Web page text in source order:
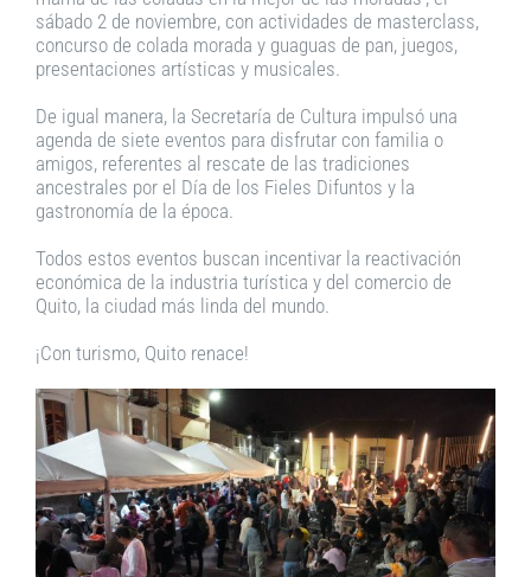
sábado 2 de noviembre, con actividades de masterclass,
concurso de colada morada y guaguas de pan, juegos,
presentaciones artísticas y musicales.
De igual manera, la Secretaría de Cultura impulsó una
agenda de siete eventos para disfrutar con familia o
amigos, referentes al rescate de las tradiciones
ancestrales por el Día de los Fieles Difuntos y la
gastronomía de la época.
Todos estos eventos buscan incentivar la reactivación
económica de la industria turística y del comercio de
Quito, la ciudad más linda del mundo.
¡Con turismo, Quito renace!